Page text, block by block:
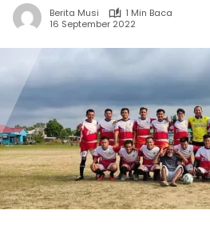
Berita Musi
1 Min Baca
16 September 2022